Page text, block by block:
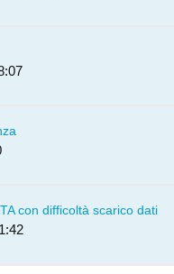
con difficoltà scarico dati